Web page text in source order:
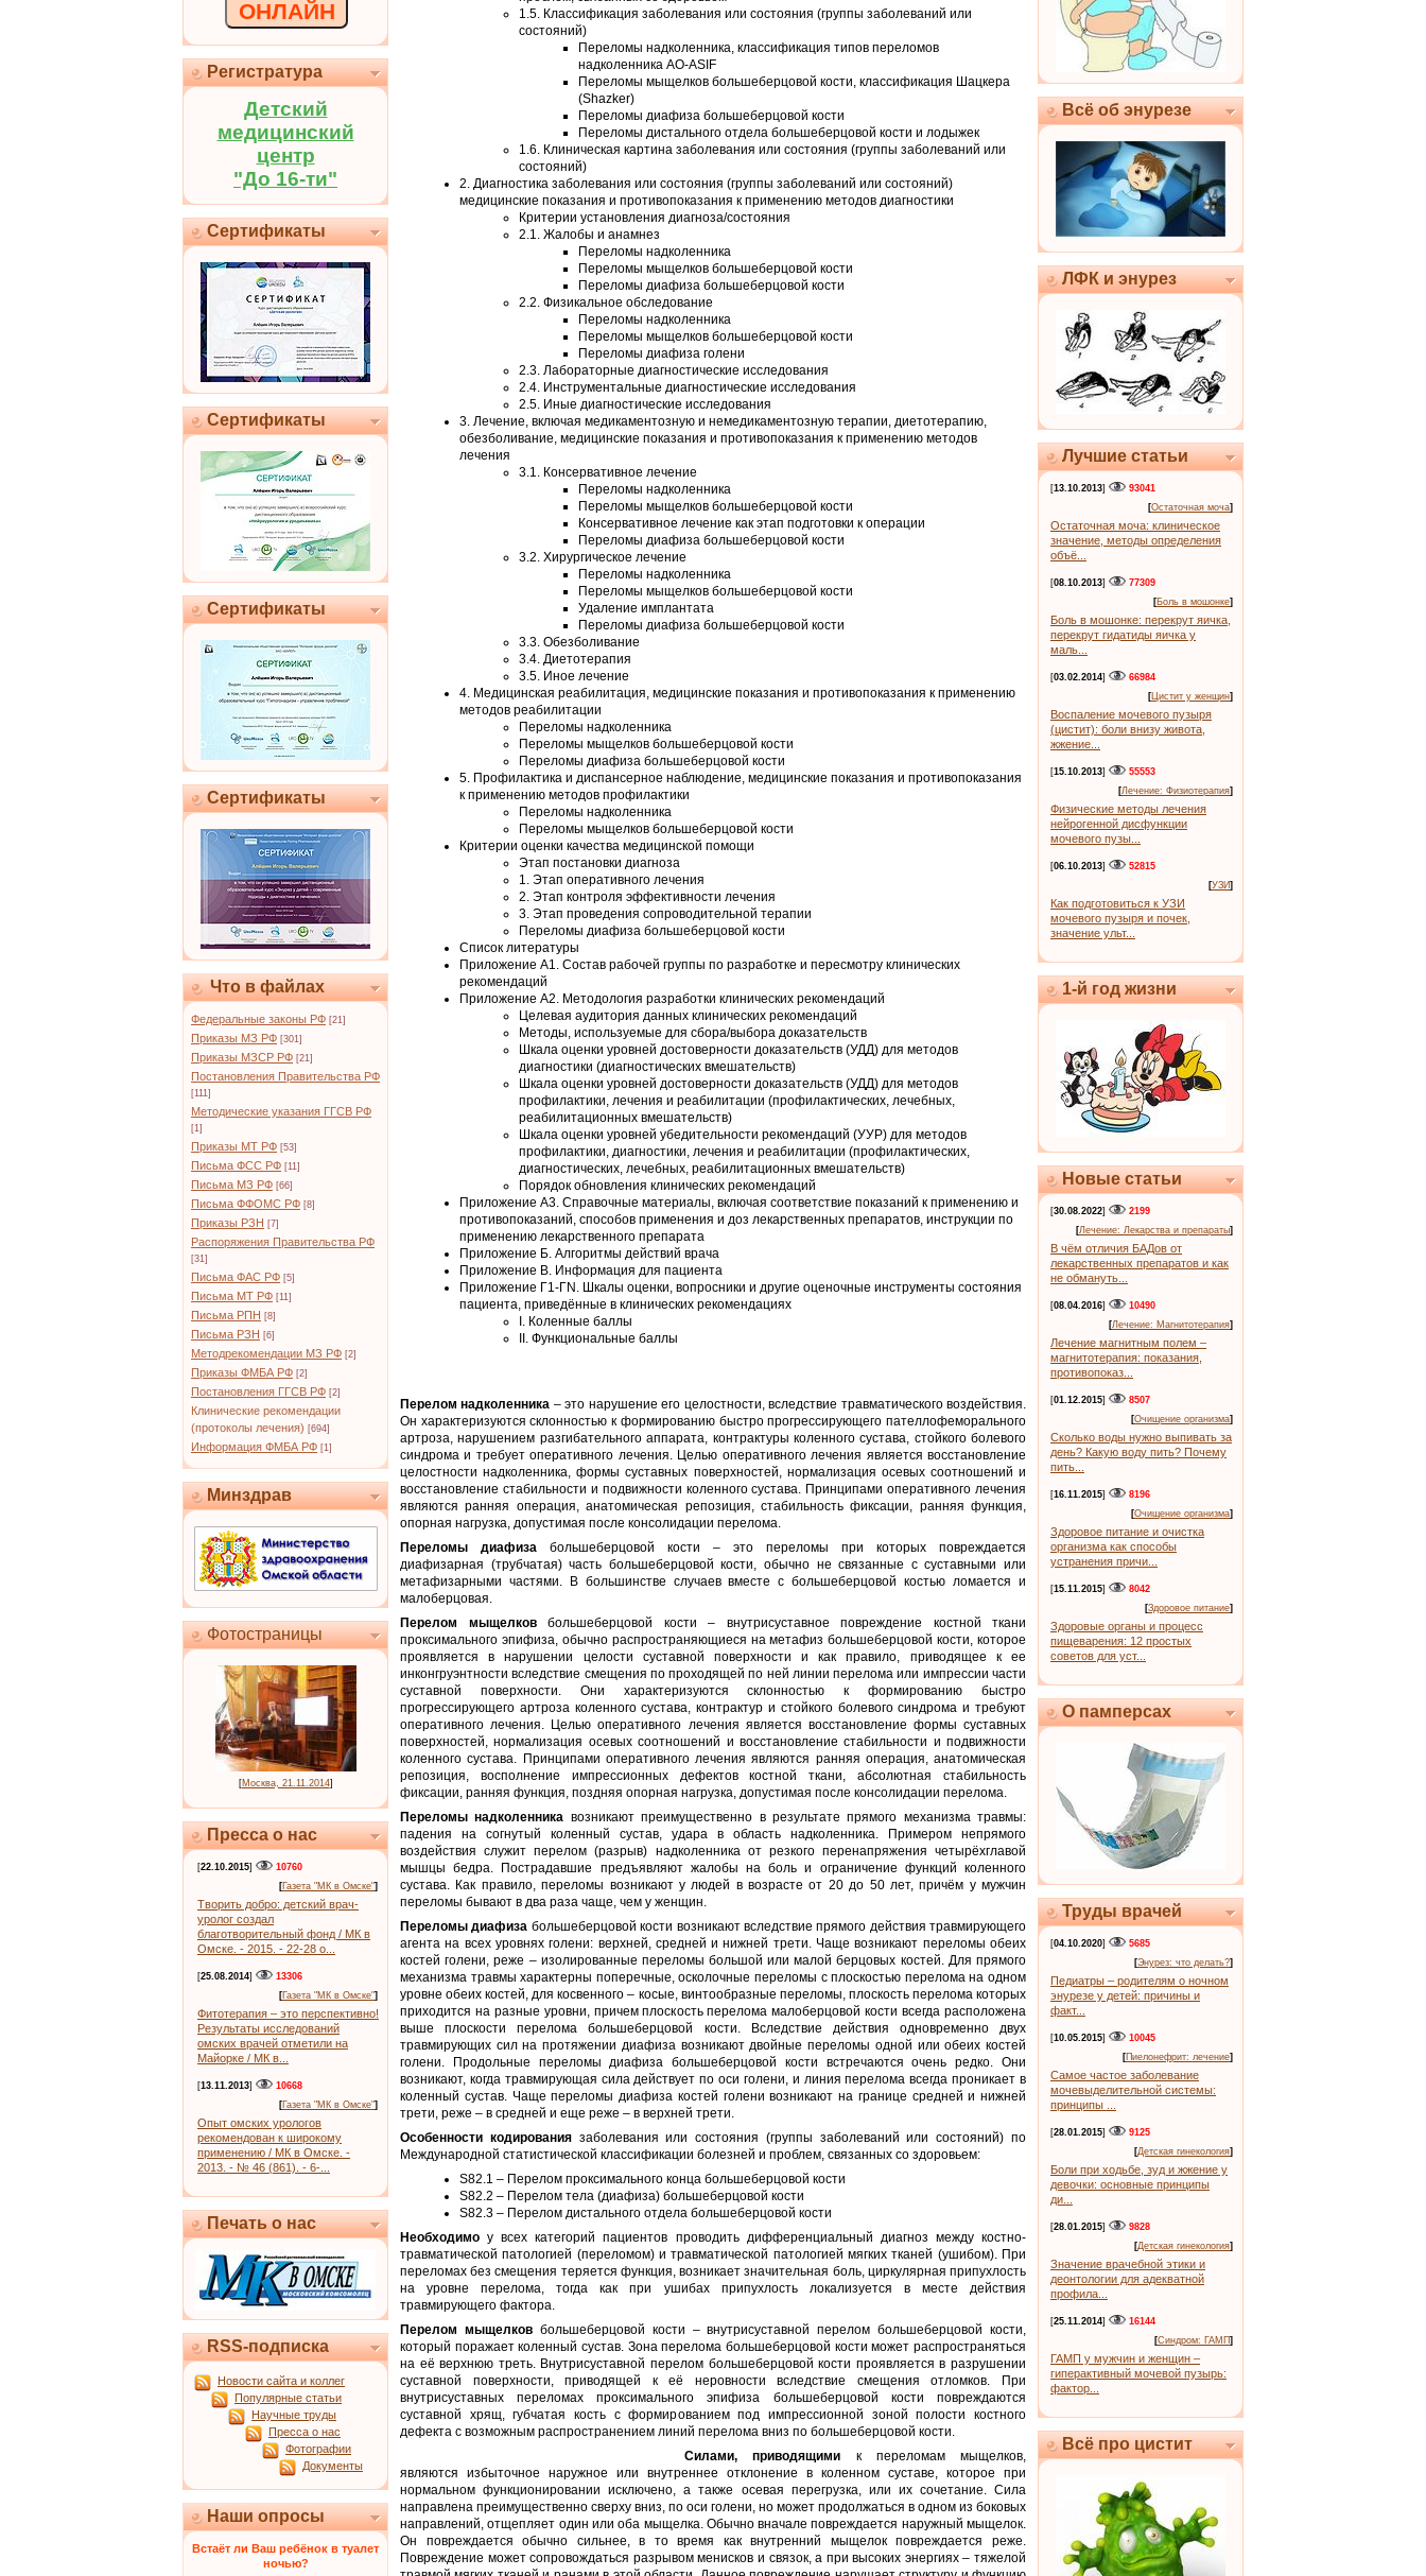
ОНЛАЙН
Регистратура
Детский
медицинский
центр
"До 16-ти"
Сертификаты
Сертификаты
Сертификаты
Сертификаты
Что в файлах
Федеральные законы РФ [21]
Приказы МЗ РФ [301]
Приказы МЗСР РФ [21]
Постановления Правительства РФ
[111]
Методические указания ГГСВ РФ
[1]
Приказы МТ РФ [53]
Письма ФСС РФ [11]
Письма МЗ РФ [66]
Письма ФФОМС РФ [8]
Приказы РЗН [7]
Распоряжения Правительства РФ
[31]
Письма ФАС РФ [5]
Письма МТ РФ [11]
Письма РПН [8]
Письма РЗН [6]
Методрекомендации МЗ РФ [2]
Приказы ФМБА РФ [2]
Постановления ГГСВ РФ [2]
Клинические рекомендации
(протоколы лечения) [694]
Информация ФМБА РФ [1]
Минздрав
Фотостраницы
[Москва, 21.11.2014]
Пресса о нас
[22.10.2015]
10760
[Газета "МК в Омске"]
Творить добро: детский врач-
уролог создал
благотворительный фонд / МК в
Омске. - 2015. - 22-28 о...
[25.08.2014]
13306
[Газета "МК в Омске"]
Фитотерапия – это перспективно!
Результаты исследований
омских врачей отметили на
Майорке / МК в...
[13.11.2013]
10668
[Газета "МК в Омске"]
Опыт омских урологов
рекомендован к широкому
применению / МК в Омске. -
2013. - № 46 (861). - 6-...
Печать о нас
RSS-подписка
Новости сайта и коллег
Популярные статьи
Научные труды
Пресса о нас
Фотографии
Документы
Наши опросы
Встаёт ли Ваш ребёнок в туалет
ночью?
1.5. Классификация заболевания или состояния (группы заболеваний или
состояний)
Переломы надколенника, классификация типов переломов
надколенника AO-ASIF
Переломы мыщелков большеберцовой кости, классификация Шацкера
(Shazker)
Переломы диафиза большеберцовой кости
Переломы дистального отдела большеберцовой кости и лодыжек
1.6. Клиническая картина заболевания или состояния (группы заболеваний или
состояний)
2. Диагностика заболевания или состояния (группы заболеваний или состояний)
медицинские показания и противопоказания к применению методов диагностики
Критерии установления диагноза/состояния
2.1. Жалобы и анамнез
Переломы надколенника
Переломы мыщелков большеберцовой кости
Переломы диафиза большеберцовой кости
2.2. Физикальное обследование
Переломы надколенника
Переломы мыщелков большеберцовой кости
Переломы диафиза голени
2.3. Лабораторные диагностические исследования
2.4. Инструментальные диагностические исследования
2.5. Иные диагностические исследования
3. Лечение, включая медикаментозную и немедикаментозную терапии, диетотерапию,
обезболивание, медицинские показания и противопоказания к применению методов
лечения
3.1. Консервативное лечение
Переломы надколенника
Переломы мыщелков большеберцовой кости
Консервативное лечение как этап подготовки к операции
Переломы диафиза большеберцовой кости
3.2. Хирургическое лечение
Переломы надколенника
Переломы мыщелков большеберцовой кости
Удаление имплантата
Переломы диафиза большеберцовой кости
3.3. Обезболивание
3.4. Диетотерапия
3.5. Иное лечение
4. Медицинская реабилитация, медицинские показания и противопоказания к применению
методов реабилитации
Переломы надколенника
Переломы мыщелков большеберцовой кости
Переломы диафиза большеберцовой кости
5. Профилактика и диспансерное наблюдение, медицинские показания и противопоказания
к применению методов профилактики
Переломы надколенника
Переломы мыщелков большеберцовой кости
Критерии оценки качества медицинской помощи
Этап постановки диагноза
1. Этап оперативного лечения
2. Этап контроля эффективности лечения
3. Этап проведения сопроводительной терапии
Переломы диафиза большеберцовой кости
Список литературы
Приложение А1. Состав рабочей группы по разработке и пересмотру клинических
рекомендаций
Приложение А2. Методология разработки клинических рекомендаций
Целевая аудитория данных клинических рекомендаций
Методы, используемые для сбора/выбора доказательств
Шкала оценки уровней достоверности доказательств (УДД) для методов
диагностики (диагностических вмешательств)
Шкала оценки уровней достоверности доказательств (УДД) для методов
профилактики, лечения и реабилитации (профилактических, лечебных,
реабилитационных вмешательств)
Шкала оценки уровней убедительности рекомендаций (УУР) для методов
профилактики, диагностики, лечения и реабилитации (профилактических,
диагностических, лечебных, реабилитационных вмешательств)
Порядок обновления клинических рекомендаций
Приложение А3. Справочные материалы, включая соответствие показаний к применению и
противопоказаний, способов применения и доз лекарственных препаратов, инструкции по
применению лекарственного препарата
Приложение Б. Алгоритмы действий врача
Приложение В. Информация для пациента
Приложение Г1-ГN. Шкалы оценки, вопросники и другие оценочные инструменты состояния
пациента, приведённые в клинических рекомендациях
I. Коленные баллы
II. Функциональные баллы
Перелом надколенника – это нарушение его целостности, вследствие травматического воздействия.
Он характеризуются склонностью к формированию быстро прогрессирующего пателлофеморального
артроза, нарушением разгибательного аппарата, контрактуры коленного сустава, стойкого болевого
синдрома и требует оперативного лечения. Целью оперативного лечения является восстановление
целостности надколенника, формы суставных поверхностей, нормализация осевых соотношений и
восстановление стабильности и подвижности коленного сустава. Принципами оперативного лечения
являются ранняя операция, анатомическая репозиция, стабильность фиксации, ранняя функция,
опорная нагрузка, допустимая после консолидации перелома.
Переломы диафиза большеберцовой кости – это переломы при которых повреждается
диафизарная (трубчатая) часть большеберцовой кости, обычно не связанные с суставными или
метафизарными частями. В большинстве случаев вместе с большеберцовой костью ломается и
малоберцовая.
Перелом мыщелковбольшеберцовой кости – внутрисуставное повреждение костной ткани
проксимального эпифиза, обычно распространяющиеся на метафиз большеберцовой кости, которое
проявляется в нарушении целости суставной поверхности и как правило, приводящее к ее
инконгруэнтности вследствие смещения по проходящей по ней линии перелома или импрессии части
суставной поверхности. Они характеризуются склонностью к формированию быстро
прогрессирующего артроза коленного сустава, контрактур и стойкого болевого синдрома и требуют
оперативного лечения. Целью оперативного лечения является восстановление формы суставных
поверхностей, нормализация осевых соотношений и восстановление стабильности и подвижности
коленного сустава. Принципами оперативного лечения являются ранняя операция, анатомическая
репозиция, восполнение импрессионных дефектов костной ткани, абсолютная стабильность
фиксации, ранняя функция, поздняя опорная нагрузка, допустимая после консолидации перелома.
Переломы надколенника возникают преимущественно в результате прямого механизма травмы:
падения на согнутый коленный сустав, удара в область надколенника. Примером непрямого
воздействия служит перелом (разрыв) надколенника от резкого перенапряжения четырёхглавой
мышцы бедра. Пострадавшие предъявляют жалобы на боль и ограничение функций коленного
сустава. Как правило, переломы возникают у людей в возрасте от 20 до 50 лет, причём у мужчин
переломы бывают в два раза чаще, чем у женщин.
Переломы диафиза большеберцовой кости возникают вследствие прямого действия травмирующего
агента на всех уровнях голени: верхней, средней и нижней трети. Чаще возникают переломы обеих
костей голени, реже – изолированные переломы большой или малой берцовых костей. Для прямого
механизма травмы характерны поперечные, осколочные переломы с плоскостью перелома на одном
уровне обеих костей, для косвенного – косые, винтообразные переломы, плоскость перелома которых
приходится на разные уровни, причем плоскость перелома малоберцовой кости всегда расположена
выше плоскости перелома большеберцовой кости. Вследствие действия одновременно двух
травмирующих сил на протяжении диафиза возникают двойные переломы одной или обеих костей
голени. Продольные переломы диафиза большеберцовой кости встречаются очень редко. Они
возникают, когда травмирующая сила действует по оси голени, и линия перелома всегда проникает в
коленный сустав. Чаще переломы диафиза костей голени возникают на границе средней и нижней
трети, реже – в средней и еще реже – в верхней трети.
Особенности кодированиязаболевания или состояния (группы заболеваний или состояний) по
Международной статистической классификации болезней и проблем, связанных со здоровьем:
S82.1 – Перелом проксимального конца большеберцовой кости
S82.2 – Перелом тела (диафиза) большеберцовой кости
S82.3 – Перелом дистального отдела большеберцовой кости
Необходимо у всех категорий пациентов проводить дифференциальный диагноз между костно-
травматической патологией (переломом) и травматической патологией мягких тканей (ушибом). При
переломах без смещения теряется функция, возникает значительная боль, циркулярная припухлость
на уровне перелома, тогда как при ушибах припухлость локализуется в месте действия
травмирующего фактора.
Перелом мыщелковбольшеберцовой кости – внутрисуставной перелом большеберцовой кости,
который поражает коленный сустав. Зона перелома большеберцовой кости может распространяться
на её верхнюю треть. Внутрисуставной перелом большеберцовой кости проявляется в разрушении
суставной поверхности, приводящей к её неровности вследствие смещения отломков. При
внутрисуставных переломах проксимального эпифиза большеберцовой кости повреждаются
суставной хрящ, губчатая кость с формированием под импрессионной зоной полости костного
дефекта с возможным распространением линий перелома вниз по большеберцовой кости.
Силами, приводящими к переломам мыщелков,
являются избыточное наружное или внутреннее отклонение в коленном суставе, которое при
нормальном функционировании исключено, а также осевая перегрузка, или их сочетание. Сила
направлена преимущественно сверху вниз, по оси голени, но может продолжаться в одном из боковых
направлений, отщепляет один или оба мыщелка. Обычно вначале повреждается наружный мыщелок.
Он повреждается обычно сильнее, в то время как внутренний мыщелок повреждается реже.
Повреждение может сопровождаться разрывом менисков и связок, а при высоких энергиях – тяжелой
Всё об энурезе
ЛФК и энурез
Лучшие статьи
[13.10.2013]
93041
[Остаточная моча]
Остаточная моча: клиническое
значение, методы определения
объё...
[08.10.2013]
77309
[Боль в мошонке]
Боль в мошонке: перекрут яичка,
перекрут гидатиды яичка у
маль...
[03.02.2014]
66984
[Цистит у женщин]
Воспаление мочевого пузыря
(цистит): боли внизу живота,
жжение...
[15.10.2013]
55553
[Лечение: Физиотерапия]
Физические методы лечения
нейрогенной дисфункции
мочевого пузы...
[06.10.2013]
52815
[УЗИ]
Как подготовиться к УЗИ
мочевого пузыря и почек,
значение ульт...
1-й год жизни
Новые статьи
[30.08.2022]
2199
[Лечение: Лекарства и препараты]
В чём отличия БАДов от
лекарственных препаратов и как
не обмануть...
[08.04.2016]
10490
[Лечение: Магнитотерапия]
Лечение магнитным полем –
магнитотерапия: показания,
противопоказ...
[01.12.2015]
8507
[Очищение организма]
Сколько воды нужно выпивать за
день? Какую воду пить? Почему
пить...
[16.11.2015]
8196
[Очищение организма]
Здоровое питание и очистка
организма как способы
устранения причи...
[15.11.2015]
8042
[Здоровое питание]
Здоровые органы и процесс
пищеварения: 12 простых
советов для уст...
О памперсах
Труды врачей
[04.10.2020]
5685
[Энурез: что делать?]
Педиатры – родителям о ночном
энурезе у детей: причины и
факт...
[10.05.2015]
10045
[Пиелонефрит: лечение]
Самое частое заболевание
мочевыделительной системы:
принципы ...
[28.01.2015]
9125
[Детская гинекология]
Боли при ходьбе, зуд и жжение у
девочки: основные принципы
ди...
[28.01.2015]
9828
[Детская гинекология]
Значение врачебной этики и
деонтологии для адекватной
профила...
[25.11.2014]
16144
[Синдром: ГАМП]
ГАМП у мужчин и женщин –
гиперактивный мочевой пузырь:
фактор...
Всё про цистит